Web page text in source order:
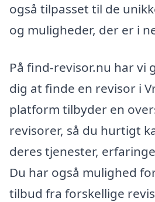
også tilpasset til de
og muligheder, der er i
På find-revisor.nu har vi
dig at finde en revisor i
platform tilbyder en
revisorer, så du hurtigt
deres tjenester,
Du har også mulighed
tilbud fra forskellige